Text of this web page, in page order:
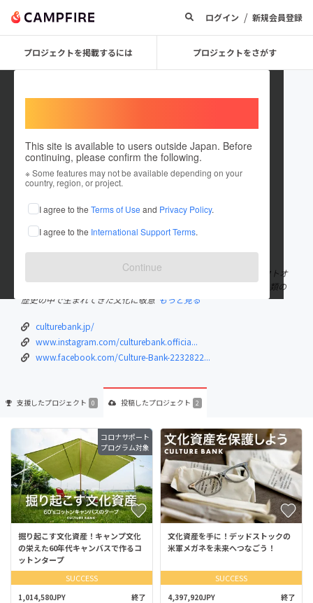
ログイン / 新規会員登録
プロジェクトを掲載するには プロジェクトをさがす
This site is available to users outside Japan. Before
continuing, please confirm the following.
※ Some features may not be available depending on your
country, region, or project.
I agree to the Terms of Use and Privacy Policy.
I agree to the International Support Terms.
Continue
CULTURE BANK
これまでに2件のプロジェクトを投稿しています
在住国：日本 現在地：東京都
出身国：日本 出身地：埼玉県
こんにちは！文化保護がテーマの ”CULTURE BANK” 。プロジェクトオ
ーナーの株式会社ウーリー 代表 山本友弘と申します。 私たちは人類の
歴史の中で生まれてきた文化に敬意 もっと見る
culturebank.jp/
www.instagram.com/culturebank.officia...
www.facebook.com/Culture-Bank-2232822...
支援したプロジェクト 0 投稿したプロジェクト 2
コロナサポート
プログラム対象
掘り起こす文化資産！キャンプ文化
の栄えた60年代キャンバスで作るコ
ットンタープ
SUCCESS
1,014,580JPY 終了
文化資産を手に！デッドストックの
米軍メガネを未来へつなごう！
SUCCESS
4,397,920JPY 終了